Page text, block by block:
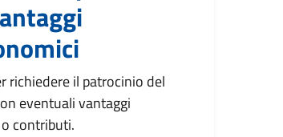
richiedere il patrocinio del
eventuali vantaggi
contributi.